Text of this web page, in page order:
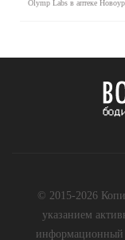
Olymp Labs в аптеке
© 2015-2026
указанием
информационный